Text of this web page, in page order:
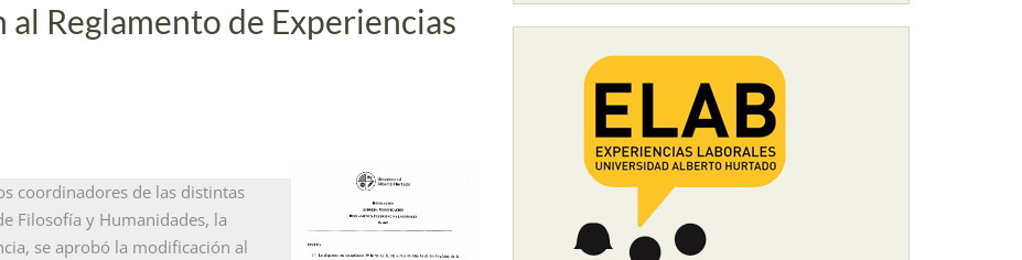
Reglamento de Experiencias
coordinadores de las distintas
Filosofía y Humanidades, la
se aprobó la modificación al